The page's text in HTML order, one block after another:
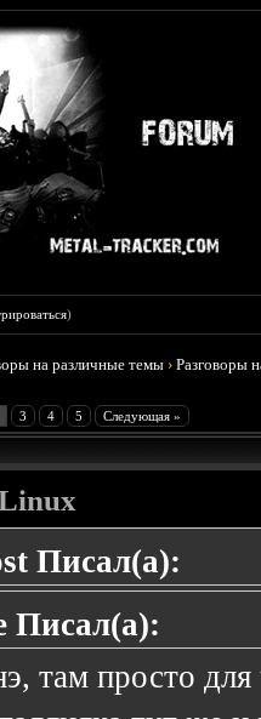
)
на различные темы ›Разговоры
3 4 5 Следующая »
Писал(а):
Писал(а):
там просто